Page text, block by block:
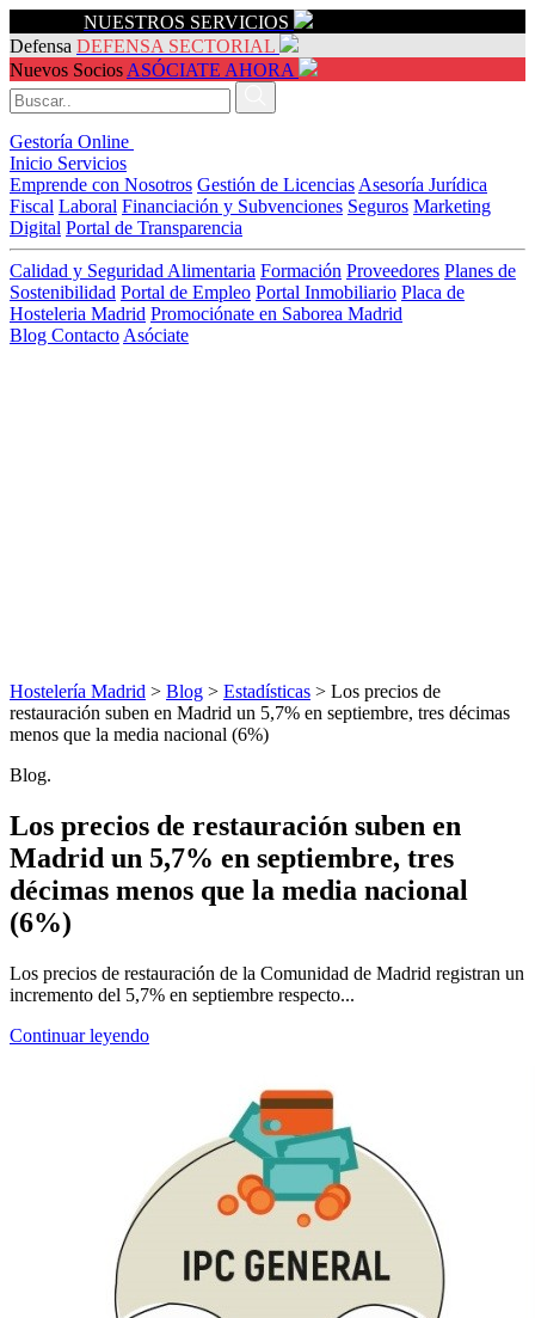
NUESTROS SERVICIOS
Defensa DEFENSA SECTORIAL
Nuevos Socios ASÓCIATE AHORA
Gestoría Online
Inicio Servicios
Emprende con Nosotros Gestión de Licencias Asesoría Jurídica
Fiscal Laboral Financiación y Subvenciones Seguros Marketing
Digital Portal de Transparencia
Calidad y Seguridad Alimentaria Formación Proveedores Planes de
Sostenibilidad Portal de Empleo Portal Inmobiliario Placa de
Hosteleria Madrid Promociónate en Saborea Madrid
Blog Contacto Asóciate
Hostelería Madrid > Blog > Estadísticas > Los precios de
restauración suben en Madrid un 5,7% en septiembre, tres décimas
menos que la media nacional (6%)
Blog.
Los precios de restauración suben en
Madrid un 5,7% en septiembre, tres
décimas menos que la media nacional
(6%)
Los precios de restauración de la Comunidad de Madrid registran un
incremento del 5,7% en septiembre respecto...
Continuar leyendo